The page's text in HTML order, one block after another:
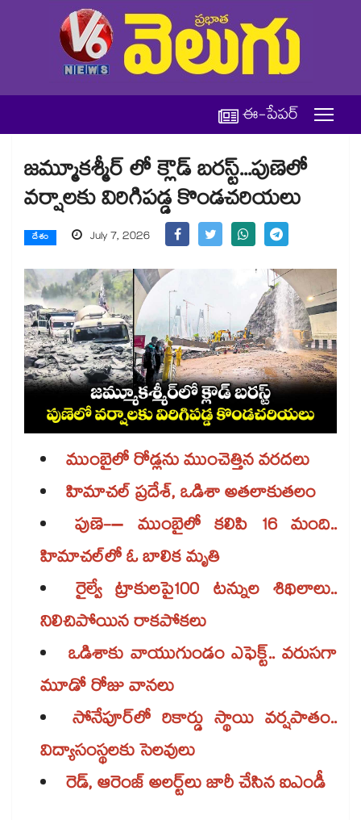
ఈ-పేపర్
జమ్మూకశ్మీర్ లో క్లౌడ్ బరస్ట్...పుణెలో
వర్షాలకు విరిగిపడ్డ కొండచరియలు
దేశం July 7, 2026
ముంబైలో రోడ్లను ముంచెత్తిన వరదలు
హిమాచల్ ప్రదేశ్, ఒడిశా అతలాకుతలం
పుణె-– ముంబైలో కలిపి 16 మంది..
హిమాచల్‌‌లో ఓ బాలిక మృతి
రైల్వే ట్రాకులపై100 టన్నుల శిథిలాలు..
నిలిచిపోయిన రాకపోకలు
ఒడిశాకు వాయుగుండం ఎఫెక్ట్.. వరుసగా
మూడో రోజు వానలు
సోనేపూర్‌‌లో రికార్డు స్థాయి వర్షపాతం..
విద్యాసంస్థలకు సెలవులు
రెడ్, ఆరెంజ్ అలర్ట్‌‌లు జారీ చేసిన ఐఎండీ